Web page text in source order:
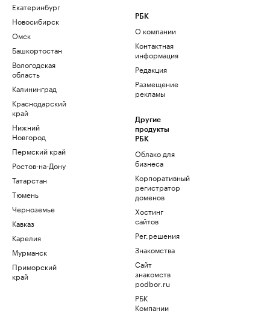
Екатеринбург
Новосибирск
Омск
Башкортостан
Вологодская
область
Калининград
Краснодарский
край
Нижний
Новгород
Пермский край
Ростов-на-Дону
Татарстан
Тюмень
Черноземье
Кавказ
Карелия
Мурманск
Приморский
край
РБК
О компании
Контактная
информация
Редакция
Размещение
рекламы
Другие
продукты
РБК
Облако для
бизнеса
Корпоративный
регистратор
доменов
Хостинг
сайтов
Рег.решения
Знакомства
Сайт
знакомств
podbor.ru
РБК
Компании